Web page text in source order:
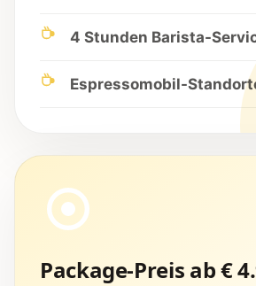
4 Stunden Barista-
Espressomobil-
Package-Preis ab €